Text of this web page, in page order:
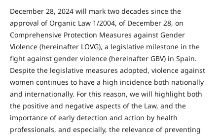
December 28, 2024 will mark two decades since the
approval of Organic Law 1/2004, of December 28, on
Comprehensive Protection Measures against Gender
Violence (hereinafter LOVG), a legislative milestone in the
fight against gender violence (hereinafter GBV) in Spain.
Despite the legislative measures adopted, violence against
women continues to have a high incidence both nationally
and internationally. For this reason, we will highlight both
the positive and negative aspects of the Law, and the
importance of early detection and action by health
professionals, and especially, the relevance of preventing